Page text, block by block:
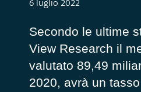
6 luglio 2022
Secondo le ultime
View Research il
valutato 89,49
2020, avrà un